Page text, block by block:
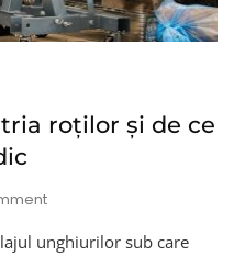
roților și de ce
On
Înseamnă
unghiurilor sub care